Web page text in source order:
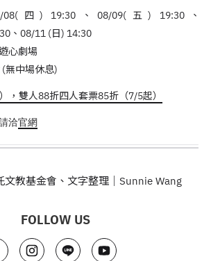
08( 四) 19:30 、08/09( 五) 19:30、
、 08/11 (日) 14:30
心劇場
(無中場休息)
，雙人88折四人套票85折（7/5起）
洽官網
文教基金會、文字整理｜Sunnie Wang
FOLLOW US